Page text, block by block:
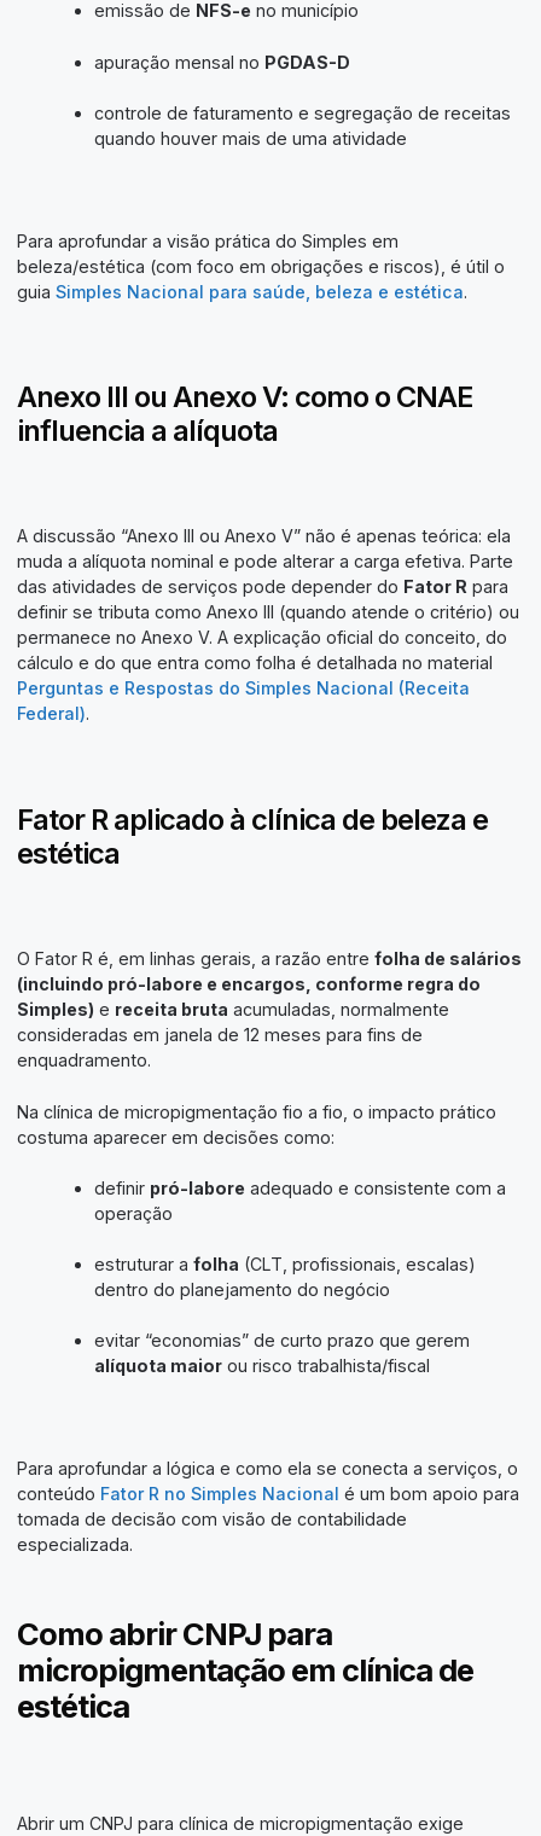
emissão de NFS-e no município
apuração mensal no PGDAS-D
controle de faturamento e segregação de receitas
quando houver mais de uma atividade
Para aprofundar a visão prática do Simples em
beleza/estética (com foco em obrigações e riscos), é útil o
guiaSimples Nacional para saúde, beleza e estética.
Anexo III ou Anexo V: como o CNAE
influencia a alíquota
A discussão “Anexo III ou Anexo V” não é apenas teórica: ela
muda a alíquota nominal e pode alterar a carga efetiva. Parte
das atividades de serviços pode depender do Fator R para
definir se tributa como Anexo III (quando atende o critério) ou
permanece no Anexo V. A explicação oficial do conceito, do
cálculo e do que entra como folha é detalhada no material
Perguntas e Respostas do Simples Nacional (Receita
Federal).
Fator R aplicado à clínica de beleza e
estética
O Fator R é, em linhas gerais, a razão entrefolha de salários
(incluindo pró-labore e encargos, conforme regra do
Simples) e receita bruta acumuladas, normalmente
consideradas em janela de 12 meses para fins de
enquadramento.
Na clínica de micropigmentação fio a fio, o impacto prático
costuma aparecer em decisões como:
definir pró-labore adequado e consistente com a
operação
estruturar afolha (CLT, profissionais, escalas)
dentro do planejamento do negócio
evitar “economias” de curto prazo que gerem
alíquota maior ou risco trabalhista/fiscal
Para aprofundar a lógica e como ela se conecta a serviços, o
conteúdo Fator R no Simples Nacional é um bom apoio para
tomada de decisão com visão de contabilidade
especializada.
Como abrir CNPJ para
micropigmentação em clínica de
estética
Abrir um CNPJ para clínica de micropigmentação exige